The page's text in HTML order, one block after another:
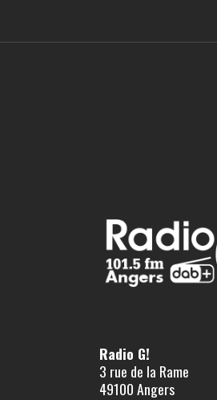
Radio G!
3 rue de la Rame
49100 Angers